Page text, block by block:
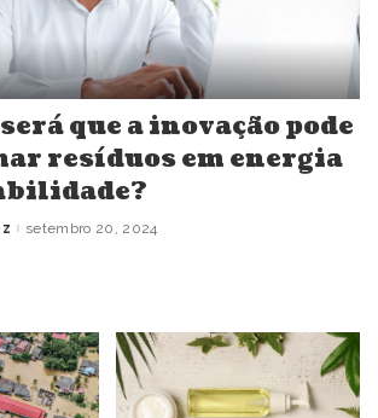
que a inovação pode
resíduos em energia
setembro 20, 2024